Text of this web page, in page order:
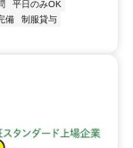
平日のみOK
備
制服貸与